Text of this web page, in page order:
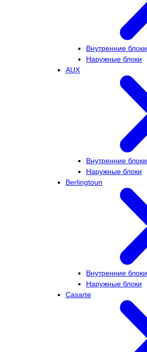
Внутренние блоки
Наружные блоки
AUX
Внутренние блоки
Наружные блоки
Berlingtoun
Внутренние блоки
Наружные блоки
Casarte